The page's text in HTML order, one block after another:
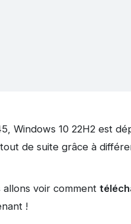
Windows 10 22H2 est
de suite grâce à
voir comment
!